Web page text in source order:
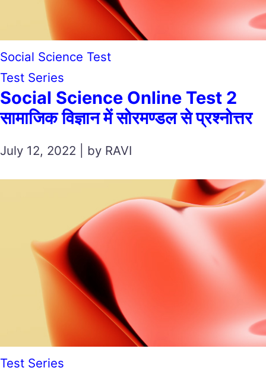
Social Science Test
Test Series
Social Science Online Test 2
सामाजिक विज्ञान में सोरमण्डल से प्रश्नोत्तर
July 12, 2022 | by RAVI
Test Series